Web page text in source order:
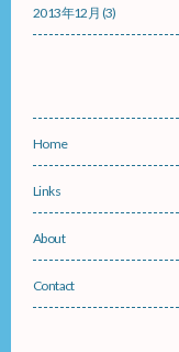
2013年12月 (3)
Home
Links
About
Contact